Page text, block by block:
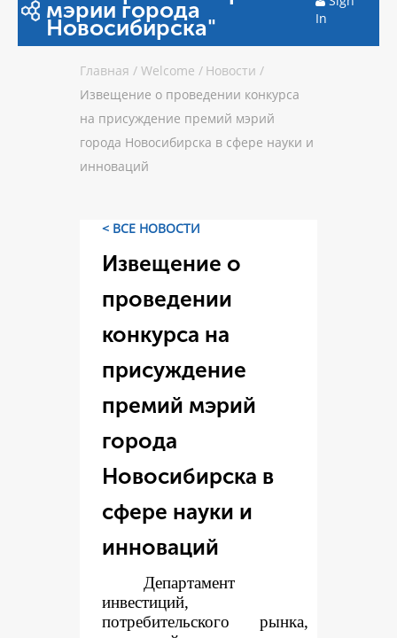
мэрии города
Новосибирска"
In
Главная / Welcome / Новости /
Извещение о проведении конкурса
на присуждение премий мэрий
города Новосибирска в сфере науки и
инноваций
< ВСЕ НОВОСТИ
Извещение о
проведении
конкурса на
присуждение
премий мэрий
города
Новосибирска в
сфере науки и
инноваций
Департамент
инвестиций,
потребительского рынка,